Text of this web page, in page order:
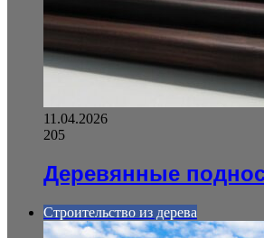
11.04.2026
205
Деревянные
Строительство из дерева